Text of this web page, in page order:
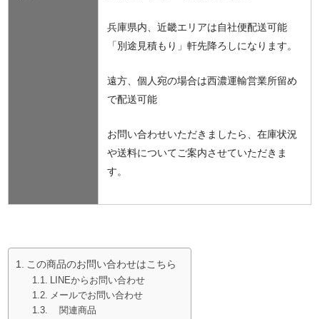
兵庫県内、近畿エリアは自社便配送可能
「別途見積もり」軒先降ろしになります。
遠方、個人宛の場合は西濃運輸営業所留め
で配送可能
お問い合わせいただきましたら、在庫状況
や送料についてご案内させていただきま
す。
この商品のお問い合わせはこちら
LINEからお問い合わせ
メールでお問い合わせ
関連商品